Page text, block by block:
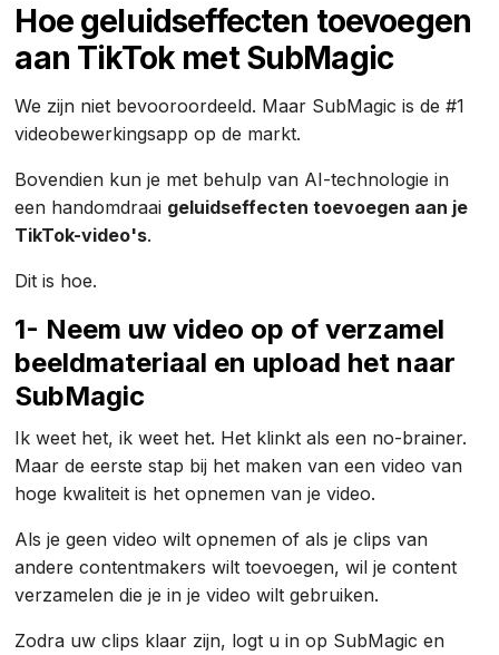
Hoe geluidseffecten toevoegen
aan TikTok met SubMagic
We zijn niet bevooroordeeld. Maar SubMagic is de #1
videobewerkingsapp op de markt.
Bovendien kun je met behulp van AI-technologie in
een handomdraai geluidseffecten toevoegen aan je
TikTok-video's.
Dit is hoe.
1- Neem uw video op of verzamel
beeldmateriaal en upload het naar
SubMagic
Ik weet het, ik weet het. Het klinkt als een no-brainer.
Maar de eerste stap bij het maken van een video van
hoge kwaliteit is het opnemen van je video.
Als je geen video wilt opnemen of als je clips van
andere contentmakers wilt toevoegen, wil je content
verzamelen die je in je video wilt gebruiken.
Zodra uw clips klaar zijn, logt u in op SubMagic en